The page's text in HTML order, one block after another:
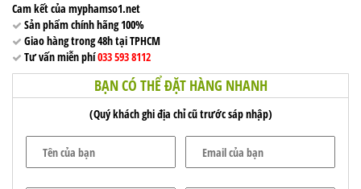
Cam kết của myphamso1.net
Sản phẩm chính hãng 100%
Giao hàng trong 48h tại TPHCM
Tư vấn miễn phí033 593 8112
BẠN CÓ THỂ ĐẶT HÀNG NHANH
(Quý khách ghi địa chỉ cũ trước sáp nhập)